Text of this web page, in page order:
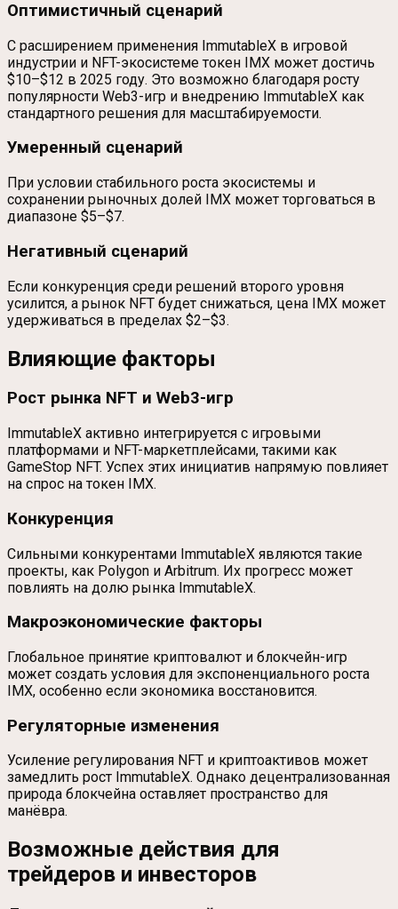
Оптимистичный сценарий
С расширением применения ImmutableX в игровой
индустрии и NFT-экосистеме токен IMX может достичь
$10–$12 в 2025 году. Это возможно благодаря росту
популярности Web3-игр и внедрению ImmutableX как
стандартного решения для масштабируемости.
Умеренный сценарий
При условии стабильного роста экосистемы и
сохранении рыночных долей IMX может торговаться в
диапазоне $5–$7.
Негативный сценарий
Если конкуренция среди решений второго уровня
усилится, а рынок NFT будет снижаться, цена IMX может
удерживаться в пределах $2–$3.
Влияющие факторы
Рост рынка NFT и Web3-игр
ImmutableX активно интегрируется с игровыми
платформами и NFT-маркетплейсами, такими как
GameStop NFT. Успех этих инициатив напрямую повлияет
на спрос на токен IMX.
Конкуренция
Сильными конкурентами ImmutableX являются такие
проекты, как Polygon и Arbitrum. Их прогресс может
повлиять на долю рынка ImmutableX.
Макроэкономические факторы
Глобальное принятие криптовалют и блокчейн-игр
может создать условия для экспоненциального роста
IMX, особенно если экономика восстановится.
Регуляторные изменения
Усиление регулирования NFT и криптоактивов может
замедлить рост ImmutableX. Однако децентрализованная
природа блокчейна оставляет пространство для
манёвра.
Возможные действия для
трейдеров и инвесторов